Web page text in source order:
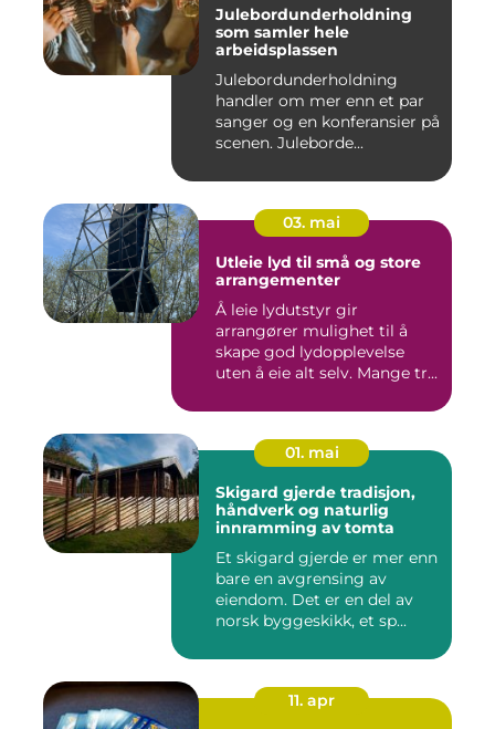
Julebordunderholdning
som samler hele
arbeidsplassen
Julebordunderholdning
handler om mer enn et par
sanger og en konferansier på
scenen. Juleborde...
03. mai
Utleie lyd til små og store
arrangementer
Å leie lydutstyr gir
arrangører mulighet til å
skape god lydopplevelse
uten å eie alt selv. Mange tr...
01. mai
Skigard gjerde tradisjon,
håndverk og naturlig
innramming av tomta
Et skigard gjerde er mer enn
bare en avgrensing av
eiendom. Det er en del av
norsk byggeskikk, et sp...
11. apr